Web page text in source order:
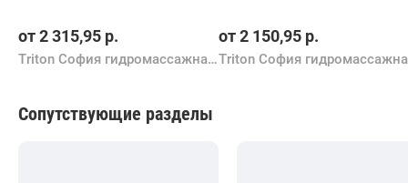
от2 315,95 р.
Triton София гидромассажная 170х95L Стандарт
от2 150,95 р.
Сопутствующие разделы